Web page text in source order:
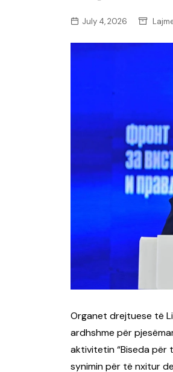
July 4, 2026
Organet drejtuese të
ardhshme për
aktivitetin “Biseda për
synimin për të nxitur